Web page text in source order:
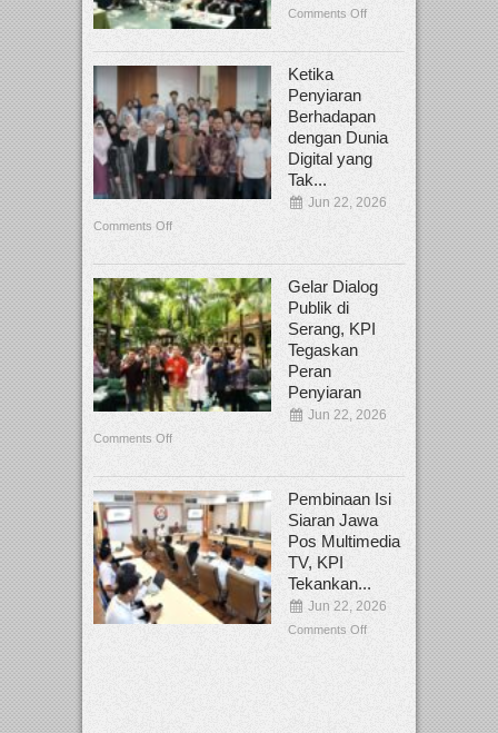
Comments Off
Ketika
Penyiaran
Berhadapan
dengan Dunia
Digital yang
Tak...
Jun 22, 2026
Comments Off
Gelar Dialog
Publik di
Serang, KPI
Tegaskan
Peran
Penyiaran
Jun 22, 2026
Comments Off
Pembinaan Isi
Siaran Jawa
Pos Multimedia
TV, KPI
Tekankan...
Jun 22, 2026
Comments Off